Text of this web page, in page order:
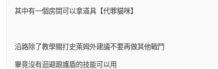
其中有一個房間可以拿道具【代罪貓咪】
沿路除了教學關打史萊姆外建議不要再做其他戰鬥
畢竟沒有迴避跟護盾的技能可以用